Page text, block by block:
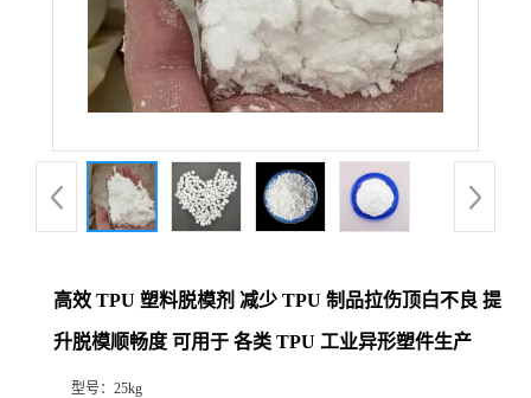
高效 TPU 塑料脱模剂 减少 TPU 制品拉伤顶白不良 提
升脱模顺畅度 可用于 各类 TPU 工业异形塑件生产
型号： 25kg